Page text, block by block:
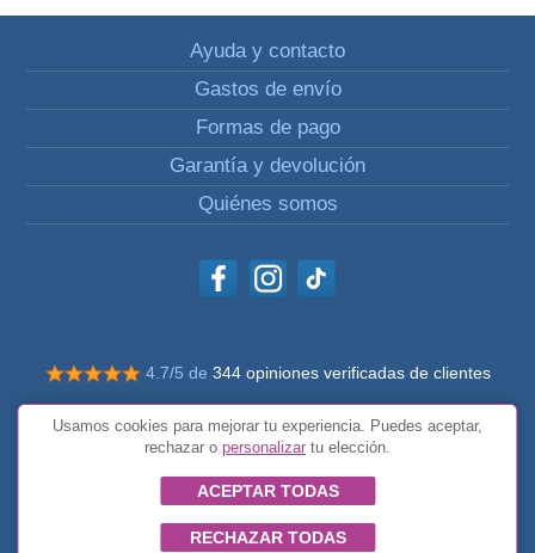
Ayuda y contacto
Gastos de envío
Formas de pago
Garantía y devolución
Quiénes somos
4.7/5 de 344 opiniones verificadas de clientes
© Todos los derechos reservados Impulsivos
Condiciones generales
Usamos cookies para mejorar tu experiencia. Puedes aceptar,
rechazar o personalizar tu elección.
ACEPTAR TODAS
RECHAZAR TODAS